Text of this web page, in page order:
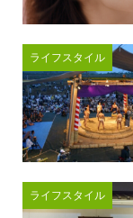
ライフスタイル
ライフスタイル